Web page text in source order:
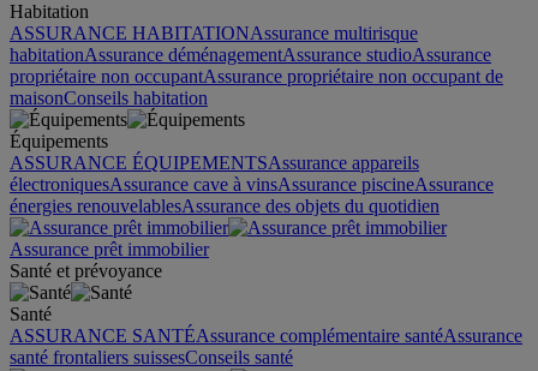
Habitation
ASSURANCE HABITATIONAssurance multirisque
habitationAssurance déménagementAssurance studioAssurance
propriétaire non occupantAssurance propriétaire non occupant de
maisonConseils habitation
Équipements
ASSURANCE ÉQUIPEMENTSAssurance appareils
électroniquesAssurance cave à vinsAssurance piscineAssurance
énergies renouvelablesAssurance des objets du quotidien
Assurance prêt immobilier
Santé et prévoyance
Santé
ASSURANCE SANTÉAssurance complémentaire santéAssurance
santé frontaliers suissesConseils santé